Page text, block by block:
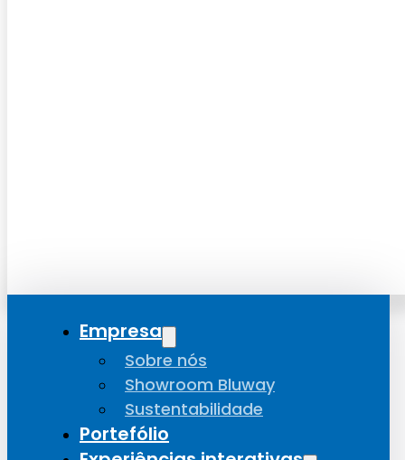
Empresa
Sobre nós
Showroom Bluway
Sustentabilidade
Portefólio